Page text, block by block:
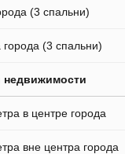
(3 спальни)
(3 спальни)
недвижимости
в центре города
вне центра города